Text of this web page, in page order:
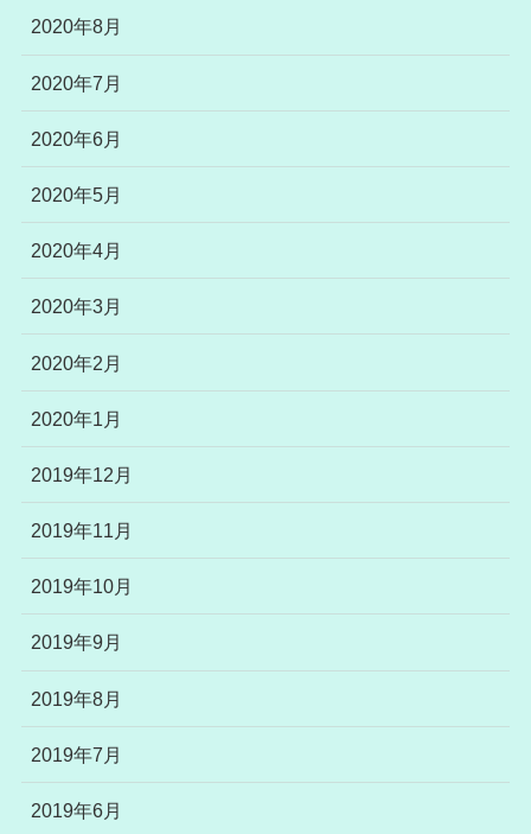
2020年8月
2020年7月
2020年6月
2020年5月
2020年4月
2020年3月
2020年2月
2020年1月
2019年12月
2019年11月
2019年10月
2019年9月
2019年8月
2019年7月
2019年6月